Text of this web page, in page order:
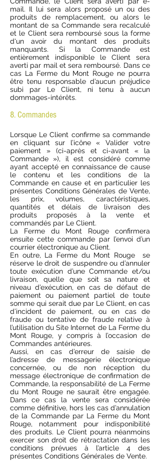
mail. Il lui sera alors proposé un ou des
produits de remplacement, ou alors le
montant de sa Commande sera recalculé
et le Client sera remboursé sous la forme
d'un avoir du montant des produits
manquants. Si la Commande est
entièrement indisponible le Client sera
averti par mail et sera remboursé. Dans ce
cas La Ferme du Mont Rouge ne pourra
être tenu responsable d’aucun préjudice
subi par Le Client, ni tenu à aucun
dommages-intérêts.
8. Commandes
Lorsque Le Client confirme sa commande
en cliquant sur l’icône « Valider votre
paiement » (ci-après et ci-avant « la
Commande »), il est considéré comme
ayant accepté en connaissance de cause
le contenu et les conditions de la
Commande en cause et en particulier les
présentes Conditions Générales de Vente,
les prix, volumes, caractéristiques,
quantités et délais de livraison des
produits proposés à la vente et
commandés par Le Client.
La Ferme du Mont Rouge confirmera
ensuite cette commande par l’envoi d’un
courrier électronique au Client.
En outre, La Ferme du Mont Rouge se
réserve le droit de suspendre ou d’annuler
toute exécution d’une Commande et/ou
livraison, quelle que soit sa nature et
niveau d’exécution, en cas de défaut de
paiement ou paiement partiel de toute
somme qui serait due par Le Client, en cas
d’incident de paiement, ou en cas de
fraude ou tentative de fraude relative à
l’utilisation du Site Internet de La Ferme du
Mont Rouge, y compris à l’occasion de
Commandes antérieures.
Aussi, en cas d’erreur de saisie de
l’adresse de messagerie électronique
concernée, ou de non réception du
message électronique de confirmation de
Commande, la responsabilité de La Ferme
du Mont Rouge ne saurait être engagée.
Dans ce cas la vente sera considérée
comme définitive, hors les cas d’annulation
de la Commande par La Ferme du Mont
Rouge, notamment pour indisponibilité
des produits. Le Client pourra néanmoins
exercer son droit de rétractation dans les
conditions prévues à l’article 4 des
présentes Conditions Générales de Vente.